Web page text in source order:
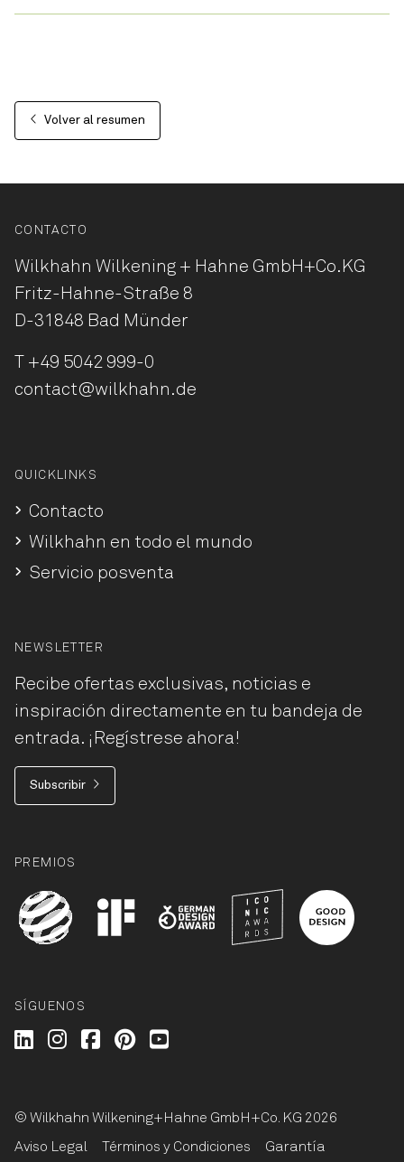
Volver al resumen
CONTACTO
Wilkhahn Wilkening + Hahne GmbH+Co.KG
Fritz-Hahne-Straße 8
D-31848 Bad Münder
+49 5042 999-0
contact@wilkhahn.de
QUICKLINKS
Contacto
Wilkhahn en todo el mundo
Servicio posventa
NEWSLETTER
Recibe ofertas exclusivas, noticias e
inspiración directamente en tu bandeja de
entrada. ¡Regístrese ahora!
Subscribir
PREMIOS
SÍGUENOS
Wilkhahn @ LinkedIn
Wilkhahn @ Instagram
Wilkhahn @ Facebook
Wilkhahn @ Pinterest
© Wilkhahn Wilkening+Hahne GmbH+Co. KG 2026
Aviso Legal
Términos y Condiciones
Garantía